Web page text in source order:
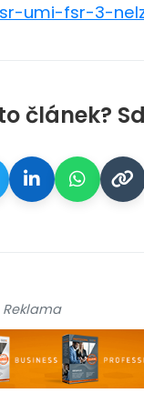
umi-fsr-3-
článek?
Reklama